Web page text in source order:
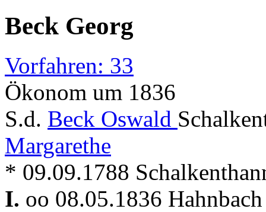
Beck Georg
Vorfahren: 33
Ökonom um 1836
S.d. Beck Oswald
Margarethe
* 09.09.1788
I. oo 08.05.1836